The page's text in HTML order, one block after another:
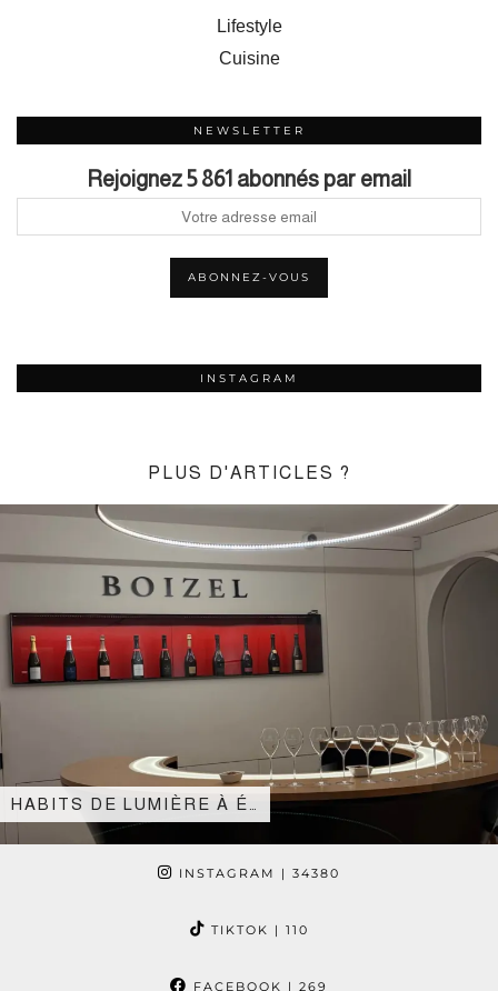
Lifestyle
Cuisine
NEWSLETTER
Rejoignez 5 861 abonnés par email
INSTAGRAM
PLUS D'ARTICLES ?
HABITS DE LUMIÈRE À É…
INSTAGRAM | 34380
TIKTOK | 110
FACEBOOK | 269